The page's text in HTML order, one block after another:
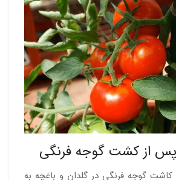
از کشت گوجه فرنگی
کاشت گوجه فرنگی در گلدان و باغچه به